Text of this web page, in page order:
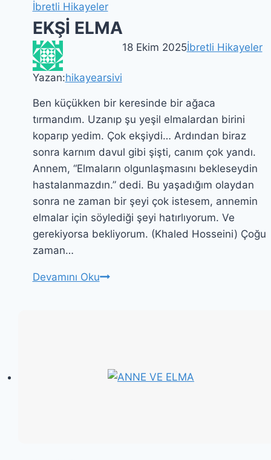
İbretli Hikayeler
EKŞİ ELMA
Yazan:hikayearsivi
18 Ekim 2025İbretli Hikayeler
Ben küçükken bir keresinde bir ağaca
tırmandım. Uzanıp şu yeşil elmalardan birini
koparıp yedim. Çok ekşiydi… Ardından biraz
sonra karnım davul gibi şişti, canım çok yandı.
Annem, “Elmaların olgunlaşmasını bekleseydin
hastalanmazdın.” dedi. Bu yaşadığım olaydan
sonra ne zaman bir şeyi çok istesem, annemin
elmalar için söylediği şeyi hatırlıyorum. Ve
gerekiyorsa bekliyorum. (Khaled Hosseini) Çoğu
zaman…
Devamını OkuEKŞİ